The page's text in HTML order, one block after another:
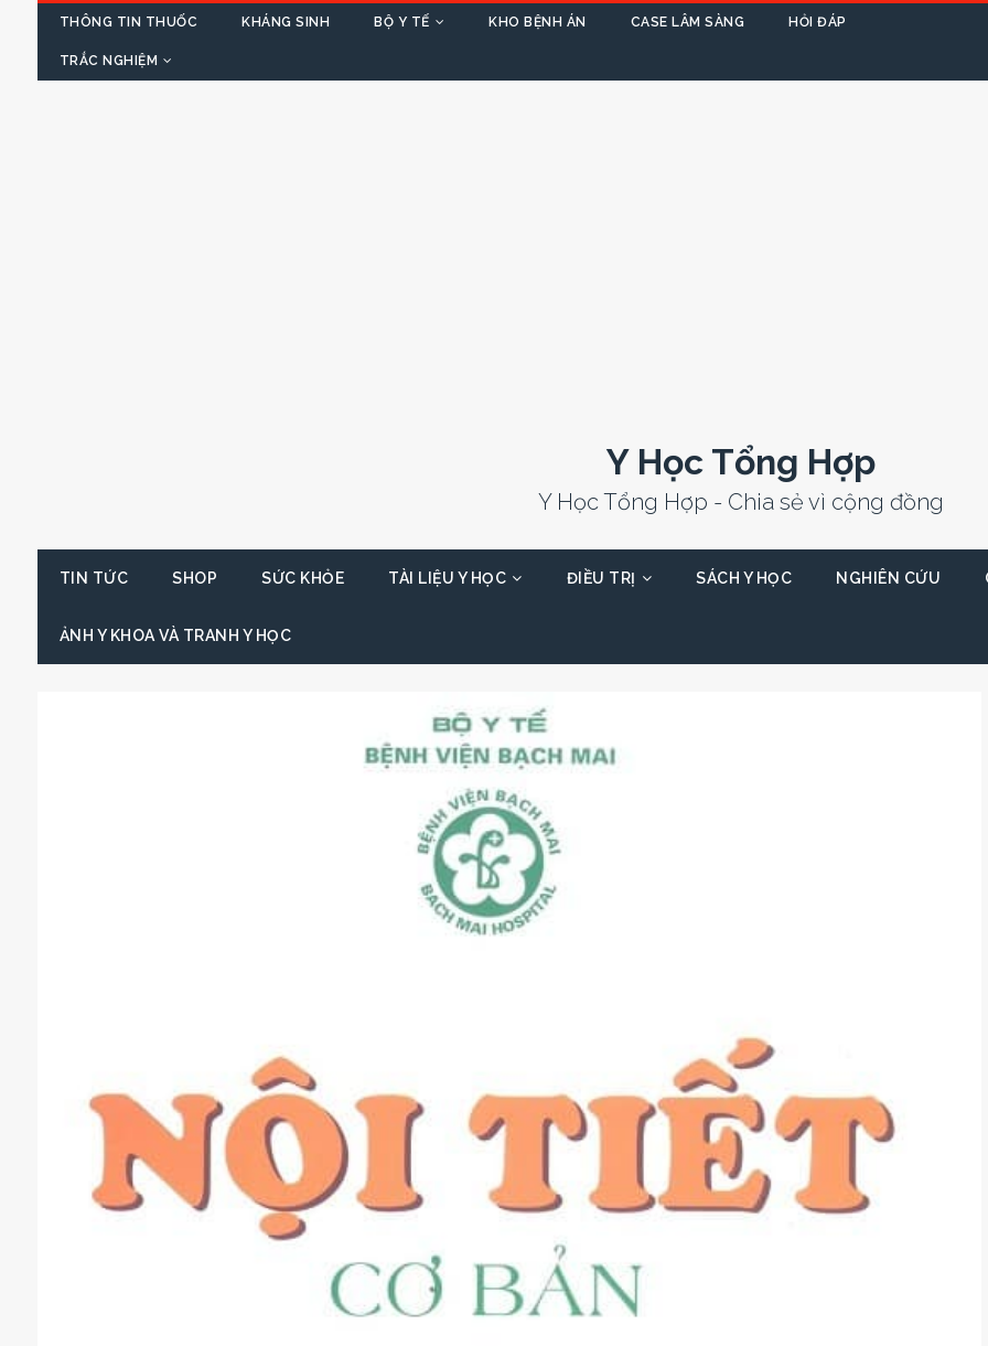
THÔNG TIN THUỐC KHÁNG SINH BỘ Y TẾ KHO BỆNH ÁN CASE LÂM SÀNG HỎI ĐÁP
TRẮC NGHIỆM
Y Học Tổng Hợp
Y Học Tổng Hợp - Chia sẻ vì cộng đồng
TIN TỨC SHOP SỨC KHỎE TÀI LIỆU Y HỌC ĐIỀU TRỊ SÁCH Y HỌC NGHIÊN CỨU
ẢNH Y KHOA VÀ TRANH Y HỌC